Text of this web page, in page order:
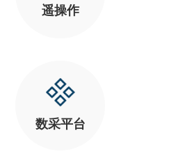
遥操作
数采平台